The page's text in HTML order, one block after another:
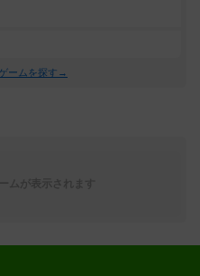
ームを探す→